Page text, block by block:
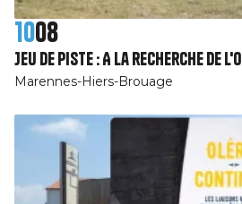
1008
Jeu de piste : A la recherche de
Marennes-Hiers-Brouage